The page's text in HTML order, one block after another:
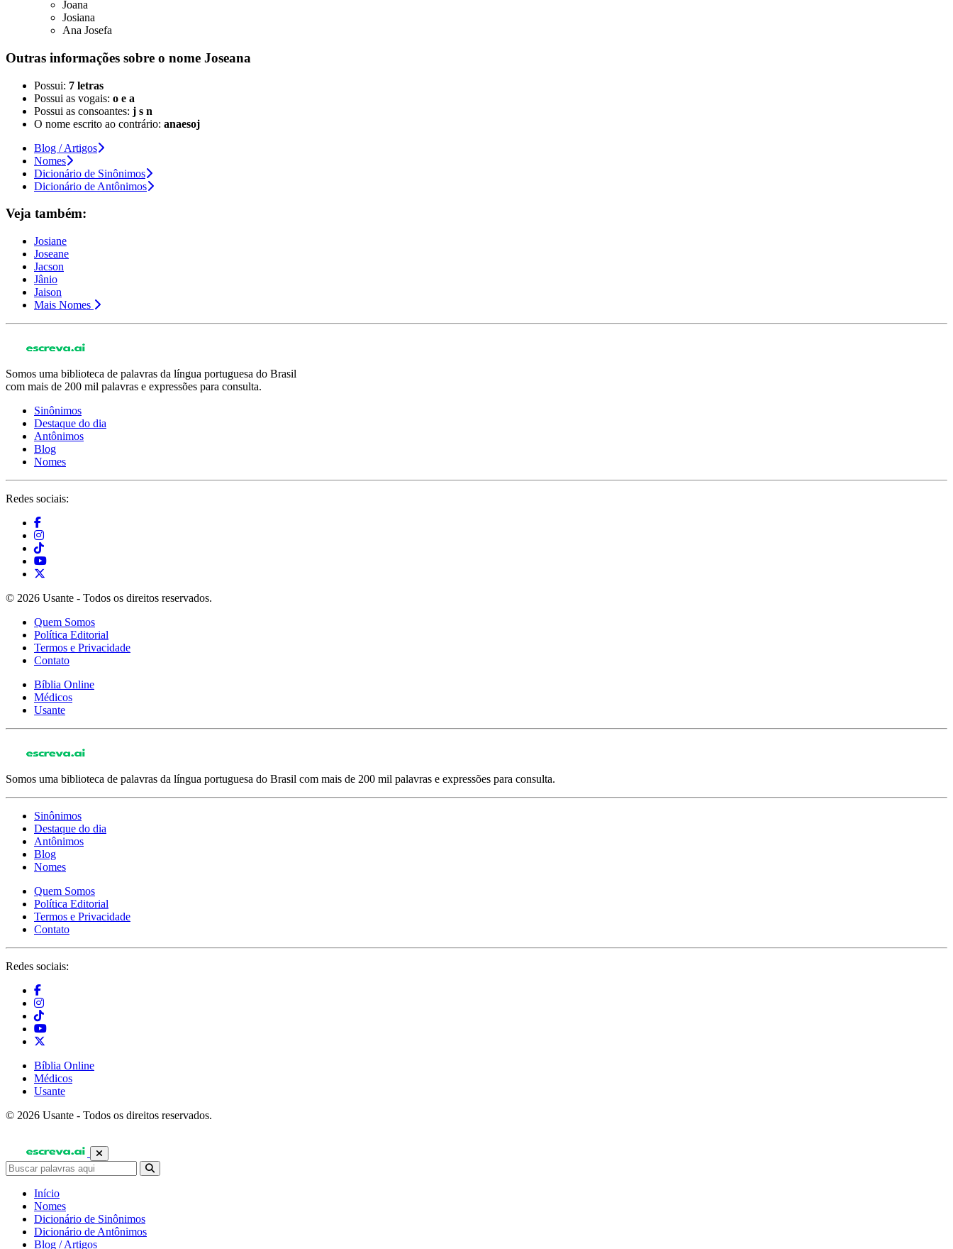
Joana
Josiana
Ana Josefa
Outras informações sobre o nome Joseana
Possui: 7 letras
Possui as vogais: o e a
Possui as consoantes: j s n
O nome escrito ao contrário: anaesoj
Blog / Artigos
Nomes
Dicionário de Sinônimos
Dicionário de Antônimos
Veja também:
Josiane
Joseane
Jacson
Jânio
Jaison
Mais Nomes
Somos uma biblioteca de palavras da língua portuguesa do Brasil
com mais de 200 mil palavras e expressões para consulta.
Sinônimos
Destaque do dia
Antônimos
Blog
Nomes
Redes sociais:
© 2026 Usante - Todos os direitos reservados.
Quem Somos
Política Editorial
Termos e Privacidade
Contato
Bíblia Online
Médicos
Usante
Somos uma biblioteca de palavras da língua portuguesa do Brasil com mais de 200 mil palavras e expressões para consulta.
Sinônimos
Destaque do dia
Antônimos
Blog
Nomes
Quem Somos
Política Editorial
Termos e Privacidade
Contato
Redes sociais:
Bíblia Online
Médicos
Usante
© 2026 Usante - Todos os direitos reservados.
Início
Nomes
Dicionário de Sinônimos
Dicionário de Antônimos
Blog / Artigos